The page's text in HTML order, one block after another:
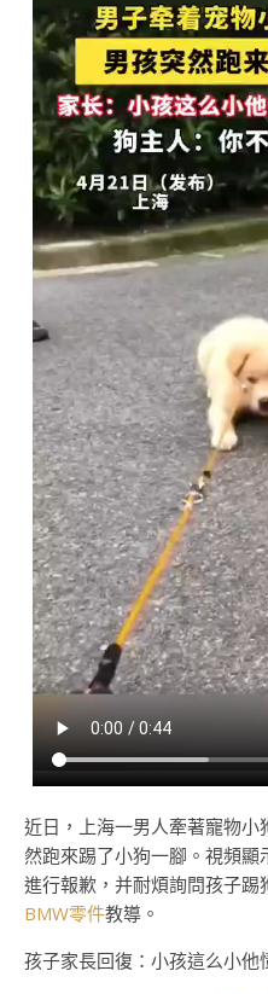
近日，上海一男人牽著寵物小
然跑來踢了小狗一腳。視頻顯
進行報歉，并耐煩詢問孩子
BMW零件教導。
孩子家長回復：小孩這么小他